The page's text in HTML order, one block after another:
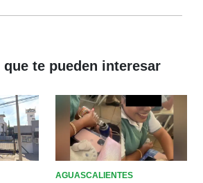
te pueden interesar
AGUASCALIENTES